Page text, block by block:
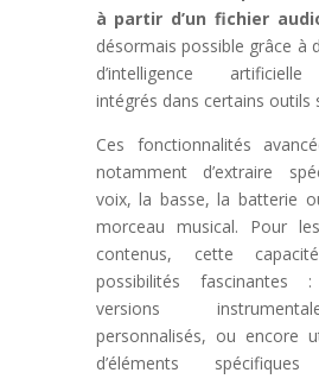
à partir d’un fichier
désormais possible grâce à
d’intelligence
intégrés dans certains outils
Ces fonctionnalités
notamment d’extraire
voix, la basse, la batterie
morceau musical. Pour
contenus, cette
possibilités fascinantes
versions
personnalisés, ou encore
d’éléments